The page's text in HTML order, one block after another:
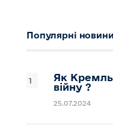
Популярні новини
Як
війну ?
25.07.2024